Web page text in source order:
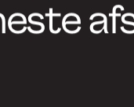
programdirektør for
Dansk Design